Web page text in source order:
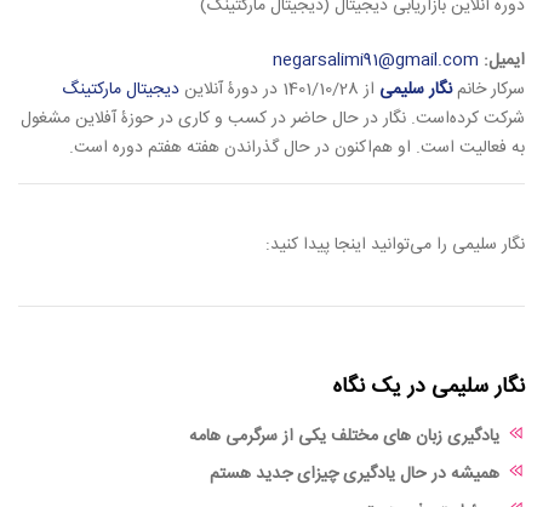
ایمیل: negarsalimi91@gmail.com
سرکار خانمنگار سلیمی از 1401/10/28 در دورۀ آنلاین
دیجیتال مارکتینگ
شرکت کرده‌است. نگار در حال حاضر در کسب و کاری در حوزۀ آفلاین مشغول
به فعالیت است. او هم‌اکنون در حال گذراندن هفته هفتم دوره است.
نگار سلیمی را می‌توانید اینجا پیدا کنید:
نگار سلیمی در یک نگاه
یادگیری زبان های مختلف یکی از سرگرمی هامه
همیشه در حال یادگیری چیزای جدید هستم